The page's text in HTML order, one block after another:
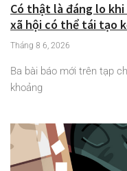
Có thật là đáng lo
xã hội có thể tái tạo
Tháng 8 6, 2026
Ba bài báo mới trên tạp
khoảng